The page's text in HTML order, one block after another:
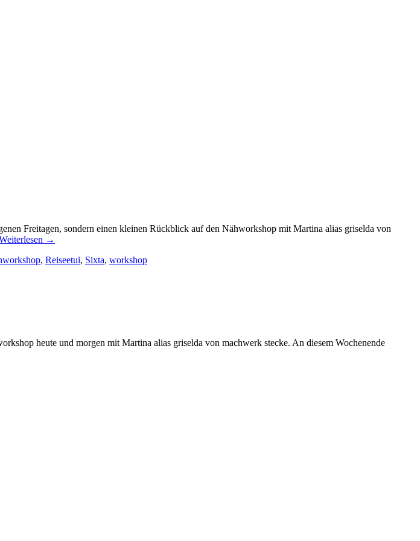
Freitagen, sondern einen kleinen Rückblick auf den Nähworkshop mit Martina alias griselda von
→
, Reiseetui, Sixta, workshop
heute und morgen mit Martina alias griselda von machwerk stecke. An diesem Wochenende